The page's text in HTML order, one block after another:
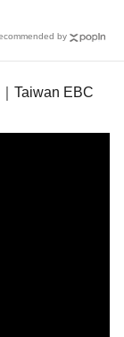
by
Taiwan EBC